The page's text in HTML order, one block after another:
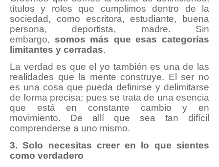
títulos y roles que cumplimos dentro de la
sociedad, como escritora, estudiante, buena
persona, deportista, madre. Sin
embargo, somos más que esas categorías
limitantes y cerradas.
La verdad es que el yo también es una de las
realidades que la mente construye. El ser no
es una cosa que pueda definirse y delimitarse
de forma precisa; pues se trata de una esencia
que está en constante cambio y en
movimiento. De allí que sea tan difícil
comprenderse a uno mismo.
3. Solo necesitas creer en lo que sientes
como verdadero